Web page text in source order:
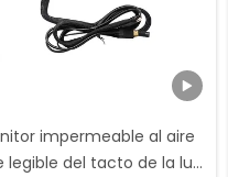
impermeable al aire
legible del tacto de la luz